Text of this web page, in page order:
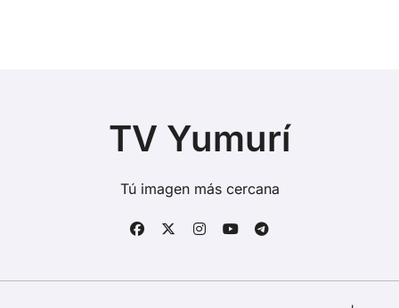
TV Yumurí
Tú imagen más cercana